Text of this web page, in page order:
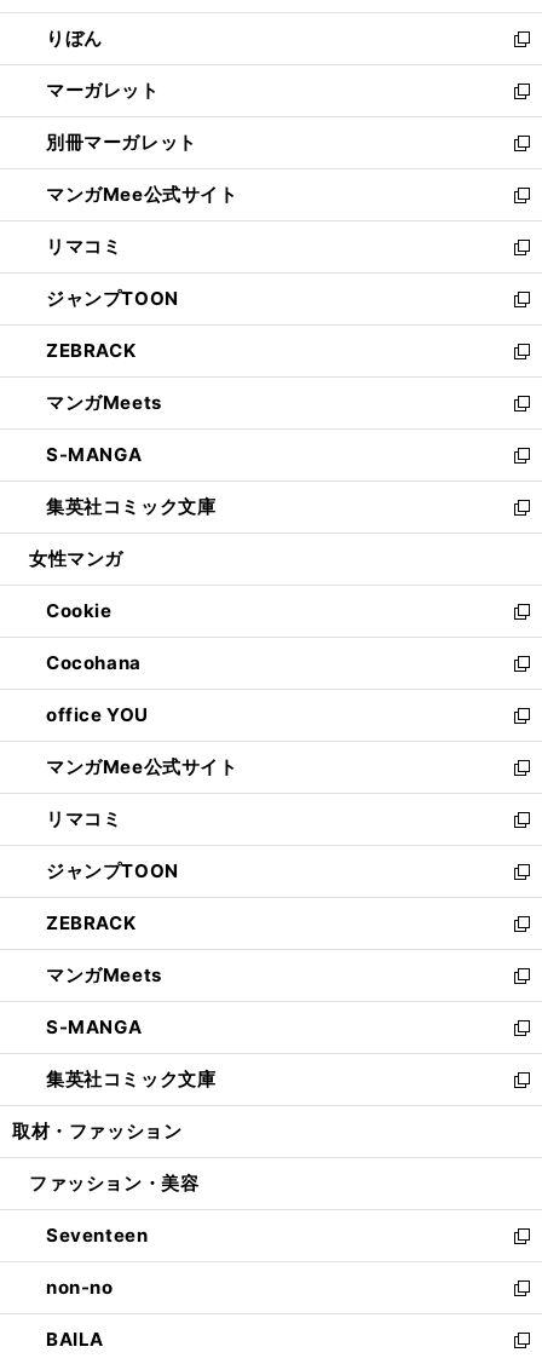
開
く
ウ
で
開
く
ン
ド
ウ
で
開
く
ウ
ィ
ン
ド
ウ
で
開
く
りぼん
新
し
い
ウ
ィ
ン
ド
ウ
で
開
く
マーガレット
新
し
い
ウ
ィ
ン
ド
ウ
で
開
く
別冊マーガレット
新
し
い
ウ
ィ
ン
ド
ウ
で
開
く
マンガMee公式サイト
新
し
い
ウ
ィ
ン
ド
ウ
で
開
く
リマコミ
新
し
い
ウ
ィ
ン
ド
ウ
で
開
く
ジャンプTOON
新
し
い
ウ
ィ
ン
ド
ウ
で
開
ZEBRACK
新
し
い
ウ
ィ
ン
ド
ウ
開
く
マンガMeets
新
し
い
ウ
ィ
ン
ウ
で
開
く
S-MANGA
新
し
い
ウ
ン
ド
ウ
で
開
く
集英社コミック文庫
新
し
ウ
ィ
ン
ド
ウ
で
開
く
女性マンガ
Cookie
新
し
い
ウ
ィ
ン
ド
ウ
で
開
く
Cocohana
新
し
い
ウ
ィ
ン
ド
ウ
で
開
く
office YOU
新
し
い
ウ
ィ
ン
ド
ウ
で
開
く
マンガMee公式サイト
新
し
い
ウ
ィ
ン
ド
ウ
で
開
く
リマコミ
新
し
い
ウ
ィ
ン
ド
ウ
で
開
く
ジャンプTOON
新
し
い
ウ
ィ
ン
ド
ウ
で
開
ZEBRACK
新
し
い
ウ
ィ
ン
ド
ウ
開
マンガMeets
新
し
い
ウ
ィ
ン
ウ
開
く
S-MANGA
新
し
い
ウ
ン
ウ
で
開
く
集英社コミック文庫
新
し
ウ
ン
ド
ウ
で
開
く
取材・ファッション
ファッション・美容
Seventeen
新
し
い
ウ
ィ
non-no
新
し
い
BAILA
新